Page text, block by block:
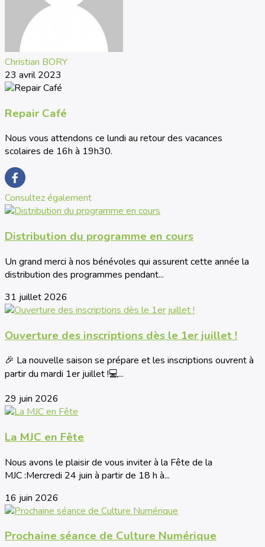
Christian BORY
23 avril 2023
Repair Café
Nous vous attendons ce lundi au retour des vacances
scolaires de 16h à 19h30.
Consultez également
Distribution du programme en cours
Un grand merci à nos bénévoles qui assurent cette année la
distribution des programmes pendant...
31 juillet 2026
Ouverture des inscriptions dès le 1er juillet !
🎉 La nouvelle saison se prépare et les inscriptions ouvrent à
partir du mardi 1er juillet !💻...
29 juin 2026
La MJC en Fête
Nous avons le plaisir de vous inviter à la Fête de la
MJC :Mercredi 24 juin à partir de 18 h à...
16 juin 2026
Prochaine séance de Culture Numérique